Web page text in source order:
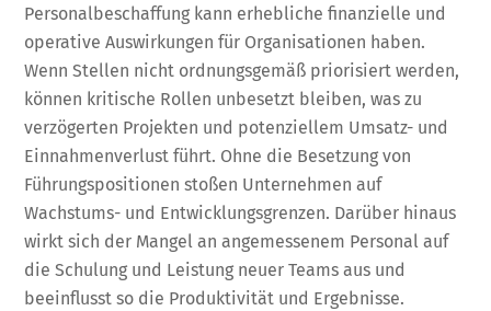
Personalbeschaffung kann erhebliche finanzielle und
operative Auswirkungen für Organisationen haben.
Wenn Stellen nicht ordnungsgemäß priorisiert werden,
können kritische Rollen unbesetzt bleiben, was zu
verzögerten Projekten und potenziellem Umsatz- und
Einnahmenverlust führt. Ohne die Besetzung von
Führungspositionen stoßen Unternehmen auf
Wachstums- und Entwicklungsgrenzen. Darüber hinaus
wirkt sich der Mangel an angemessenem Personal auf
die Schulung und Leistung neuer Teams aus und
beeinflusst so die Produktivität und Ergebnisse.